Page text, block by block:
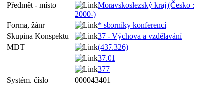
Předmět - místo
Moravskoslezský kraj (Česko :
2000-)
Forma, žánr
* sborníky konferencí
Skupina Konspektu
37 - Výchova a vzdělávání
MDT
(437.326)
37.01
377
Systém. číslo
000043401